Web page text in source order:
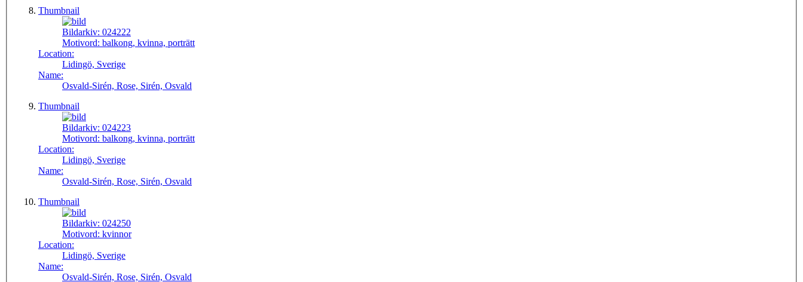
Thumbnail
Bildarkiv: 024222
Motivord: balkong, kvinna, porträtt
Location:
Lidingö, Sverige
Name:
Osvald-Sirén, Rose, Sirén, Osvald
Thumbnail
Bildarkiv: 024223
Motivord: balkong, kvinna, porträtt
Location:
Lidingö, Sverige
Name:
Osvald-Sirén, Rose, Sirén, Osvald
Thumbnail
Bildarkiv: 024250
Motivord: kvinnor
Location:
Lidingö, Sverige
Name:
Osvald-Sirén, Rose, Sirén, Osvald